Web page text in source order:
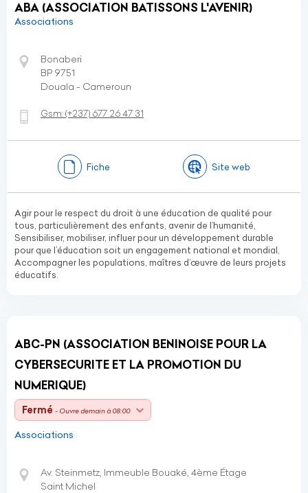
ABA (ASSOCIATION BATISSONS L'AVENIR)
Associations
Bonaberi
BP 9751
Douala - Cameroun
Gsm:(+237) 677 26 47 31
Fiche Site web
Agir pour le respect du droit à une éducation de qualité pour
tous, particulièrement des enfants, avenir de l’humanité,
Sensibiliser, mobiliser, influer pour un développement durable
pour que l’éducation soit un engagement national et mondial,
Accompagner les populations, maîtres d’œuvre de leurs projets
éducatifs.
ABC-PN (ASSOCIATION BENINOISE POUR LA
CYBERSECURITE ET LA PROMOTION DU
NUMERIQUE)
Fermé - Ouvre demain à 08:00
Associations
Av. Steinmetz, Immeuble Bouaké, 4ème Étage
Saint Michel